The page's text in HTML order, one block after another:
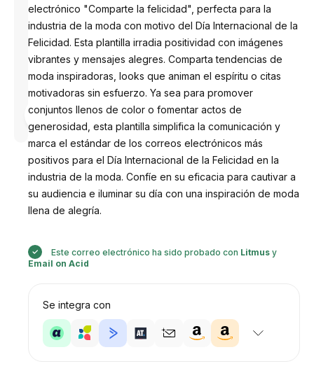
Diseñado
por
Anastasiia
electrónico "Comparte la felicidad", perfecta para la
industria de la moda con motivo del Día Internacional de la
Felicidad. Esta plantilla irradia positividad con imágenes
vibrantes y mensajes alegres. Comparta tendencias de
moda inspiradoras, looks que animan el espíritu o citas
motivadoras sin esfuerzo. Ya sea para promover
conjuntos llenos de color o fomentar actos de
generosidad, esta plantilla simplifica la comunicación y
marca el estándar de los correos electrónicos más
positivos para el Día Internacional de la Felicidad en la
industria de la moda. Confíe en su eficacia para cautivar a
su audiencia e iluminar su día con una inspiración de moda
llena de alegría.
Este correo electrónico ha sido probado con Litmusy
Email on Acid
Se integra con